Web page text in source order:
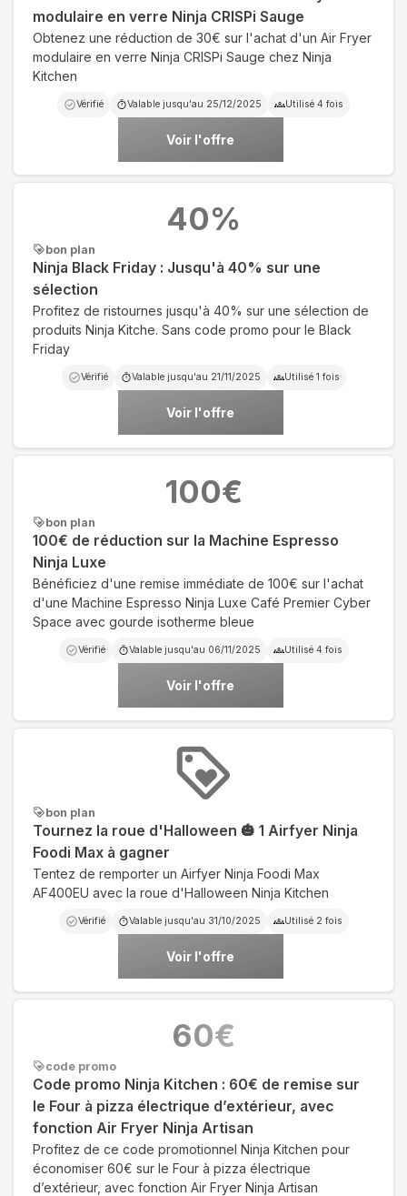
modulaire en verre Ninja CRISPi Sauge
Obtenez une réduction de 30€ sur l'achat d'un Air Fryer
modulaire en verre Ninja CRISPi Sauge chez Ninja
Kitchen
Vérifié Valable jusqu'au 25/12/2025 Utilisé 4 fois
Voir l'offre
bon plan
Ninja Black Friday : Jusqu'à 40% sur une
sélection
Profitez de ristournes jusqu'à 40% sur une sélection de
produits Ninja Kitche. Sans code promo pour le Black
Friday
Vérifié Valable jusqu'au 21/11/2025 Utilisé 1 fois
Voir l'offre
40%
bon plan
100€ de réduction sur la Machine Espresso
Ninja Luxe
Bénéficiez d'une remise immédiate de 100€ sur l'achat
d'une Machine Espresso Ninja Luxe Café Premier Cyber
Space avec gourde isotherme bleue
Vérifié Valable jusqu'au 06/11/2025 Utilisé 4 fois
Voir l'offre
100€
bon plan
Tournez la roue d'Halloween 🎃 1 Airfyer Ninja
Foodi Max à gagner
Tentez de remporter un Airfyer Ninja Foodi Max
AF400EU avec la roue d'Halloween Ninja Kitchen
Vérifié Valable jusqu'au 31/10/2025 Utilisé 2 fois
Voir l'offre
code promo
Code promo Ninja Kitchen : 60€ de remise sur
le Four à pizza électrique d’extérieur, avec
fonction Air Fryer Ninja Artisan
Profitez de ce code promotionnel Ninja Kitchen pour
économiser 60€ sur le Four à pizza électrique
d’extérieur, avec fonction Air Fryer Ninja Artisan
60€